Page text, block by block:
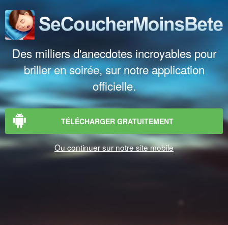
Des milliers d'anecdotes incroyables pour
briller en soirée, sur notre application
officielle.
TÉLÉCHARGER GRATUITEMENT
Ou continuer sur notre site mobile